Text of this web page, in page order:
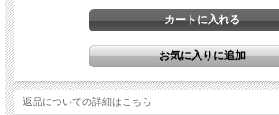
修験道の開祖である役行者が修行した地であり、巨大な
えられてきました。
レインボーガーネットは夢を叶える力をサポートしてく
宇宙と繋がると云われる石でもあり、天からのメッセー
われてきました。
不思議な輝きと重厚な見た目は眺めているだけでエネル
があります。
返品についての詳細はこちら